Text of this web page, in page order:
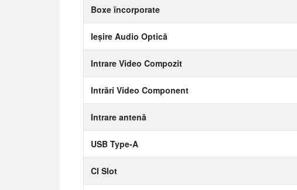
Boxe încorporate
Ieșire Audio Optică
Intrare Video Compozit
Intrări Video Component
Intrare antenă
USB Type-A
CI Slot